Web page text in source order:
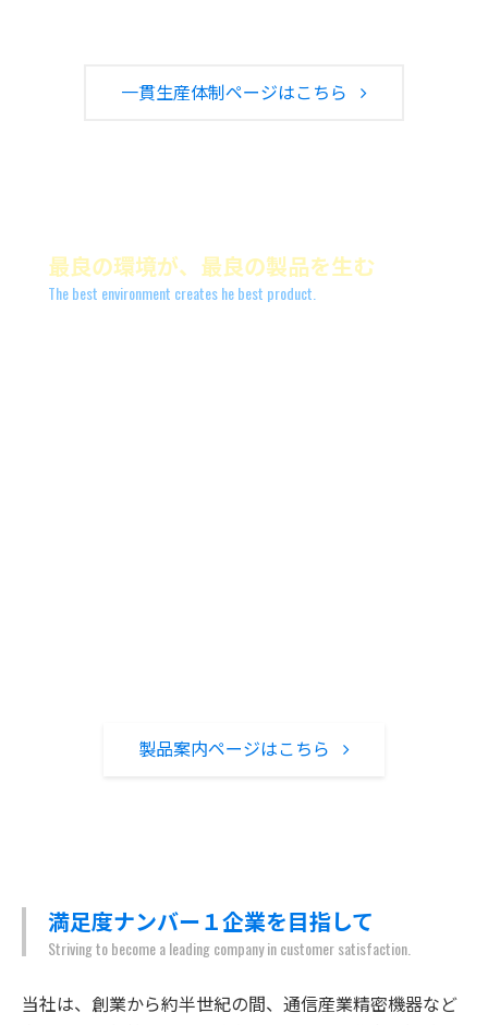
一貫生産体制ページはこちら
最良の環境が、最良の製品を生む
The best environment creates he best product.
製品案内ページはこちら
満足度ナンバー１企業を目指して
Striving to become a leading company in customer satisfaction.
当社は、創業から約半世紀の間、通信産業精密機器など